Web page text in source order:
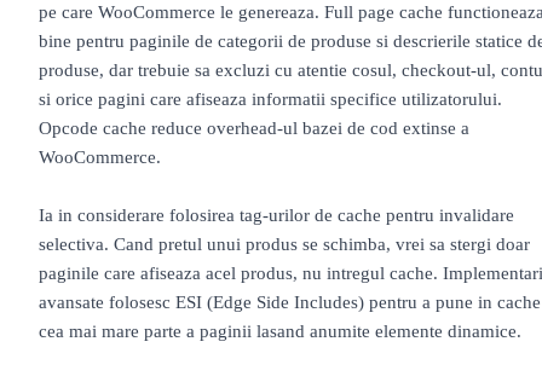
pe care WooCommerce le genereaza. Full page cache
bine pentru paginile de categorii de produse si descrierile statice
produse, dar trebuie sa excluzi cu atentie cosul, checkout-ul,
si orice pagini care afiseaza informatii specifice utilizatorului.
Opcode cache reduce overhead-ul bazei de cod extinse a
WooCommerce.
Ia in considerare folosirea tag-urilor de cache pentru invalidare
selectiva. Cand pretul unui produs se schimba, vrei sa stergi doar
paginile care afiseaza acel produs, nu intregul cache.
avansate folosesc ESI (Edge Side Includes) pentru a pune in cache
cea mai mare parte a paginii lasand anumite elemente dinamice.